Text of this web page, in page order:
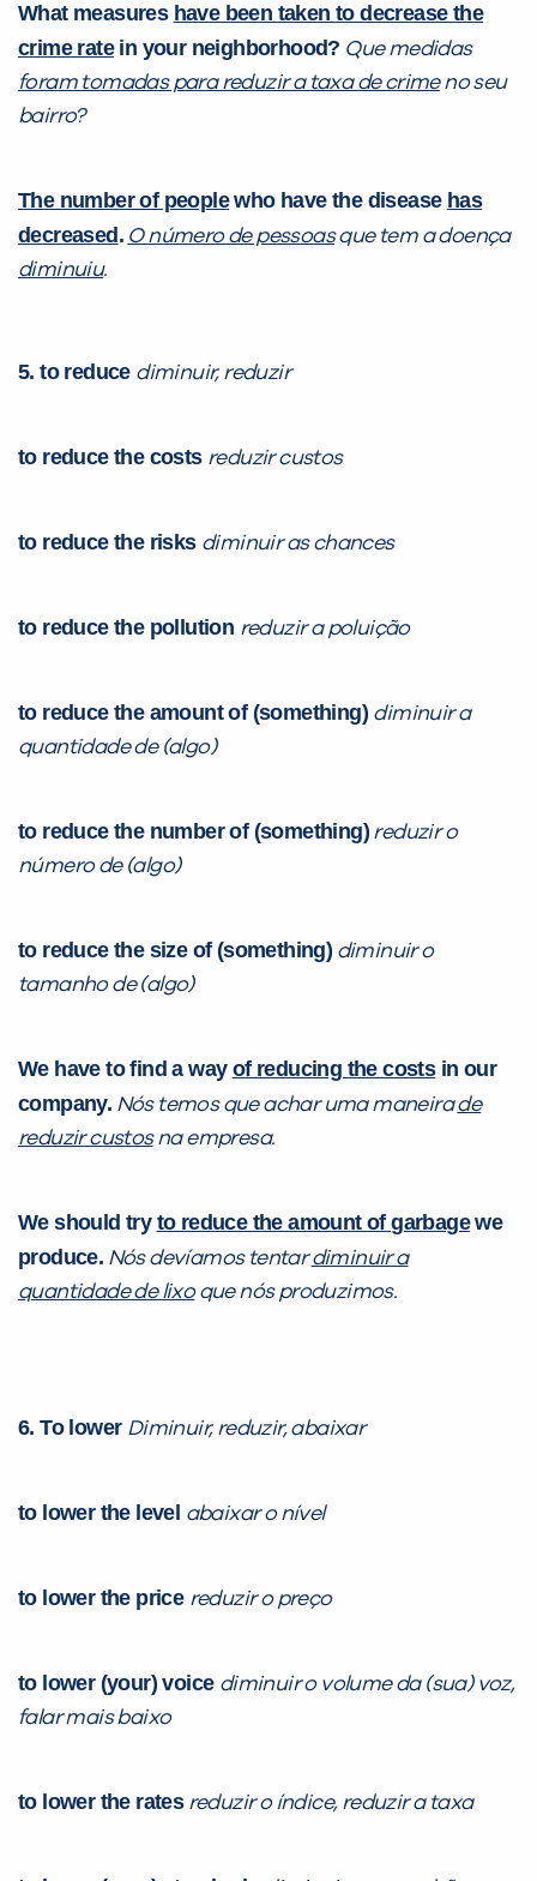
What measures have been taken to decrease the
crime ratein your neighborhood? Que medidas
foram tomadas para reduzir a taxa de crimeno seu
bairro?
The number of peoplewho have the disease has
decreased . O número de pessoasque tem a doença
diminuiu.
5. to reduce diminuir, reduzir
to reduce the costs reduzir custos
to reduce the risks diminuir as chances
to reduce the pollution reduzir a poluição
to reduce the amount of (something) diminuir a
quantidade de (algo)
to reduce the number of (something) reduzir o
número de (algo)
to reduce the size of (something) diminuir o
tamanho de (algo)
We have to find a way of reducing the costsin our
company. Nós temos que achar uma maneirade
reduzir custosna empresa.
We should try to reduce the amount of garbagewe
produce. Nós devíamos tentardiminuir a
quantidade de lixoque nós produzimos.
6. To lower Diminuir, reduzir, abaixar
to lower the level abaixar o nível
to lower the price reduzir o preço
to lower (your) voice diminuir o volume da (sua) voz,
falar mais baixo
to lower the ratesreduzir o índice, reduzir a taxa